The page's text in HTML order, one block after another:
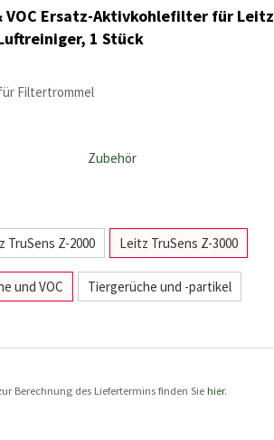
VOC Ersatz-Aktivkohlefilter für Leitz
1 Stück
Filtertrommel
Zubehör
TruSens Z-2000 Leitz TruSens Z-3000
und VOC Tiergerüche und -partikel
Berechnung des Liefertermins finden Siehier.